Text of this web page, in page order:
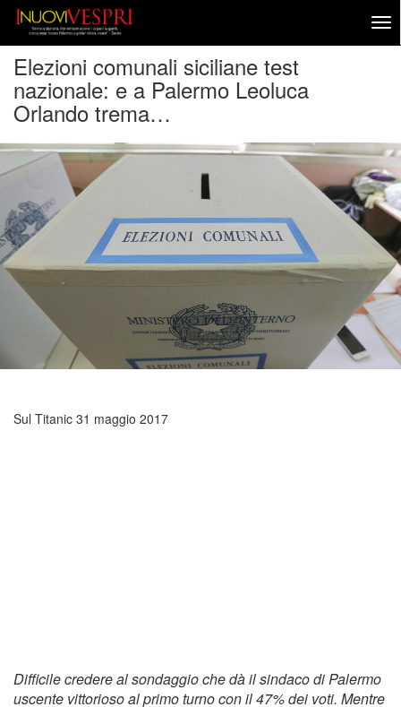
Elezioni comunali siciliane test
nazionale: e a Palermo Leoluca
Orlando trema…
Sul Titanic 31 maggio 2017
Difficile credere al sondaggio che dà il sindaco di Palermo
uscente vittorioso al primo turno con il 47% dei voti. Mentre